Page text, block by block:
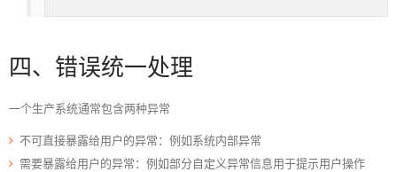
四、错误统一处理
一个生产系统通常包含两种异常
不可直接暴露给用户的异常：例如系统内部异常
需要暴露给用户的异常：例如部分自定义异常信息用于提示用户操作